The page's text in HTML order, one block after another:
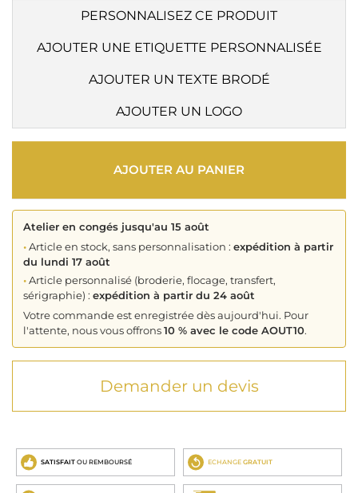
PERSONNALISEZ CE PRODUIT
AJOUTER UNE ETIQUETTE PERSONNALISÉE
AJOUTER UN TEXTE BRODÉ
AJOUTER UN LOGO
AJOUTER AU PANIER
Atelier en congés jusqu'au 15 août
•Article en stock, sans personnalisation : expédition à partir
du lundi 17 août
•Article personnalisé (broderie, flocage, transfert,
sérigraphie) : expédition à partir du 24 août
Votre commande est enregistrée dès aujourd'hui. Pour
l'attente, nous vous offrons10 % avec le code AOUT10.
Demander un devis
SATISFAIT OU REMBOURSÉ ECHANGE GRATUIT